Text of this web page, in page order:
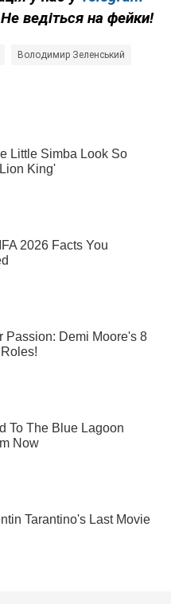
ведіться на фейки!
Володимир Зеленський